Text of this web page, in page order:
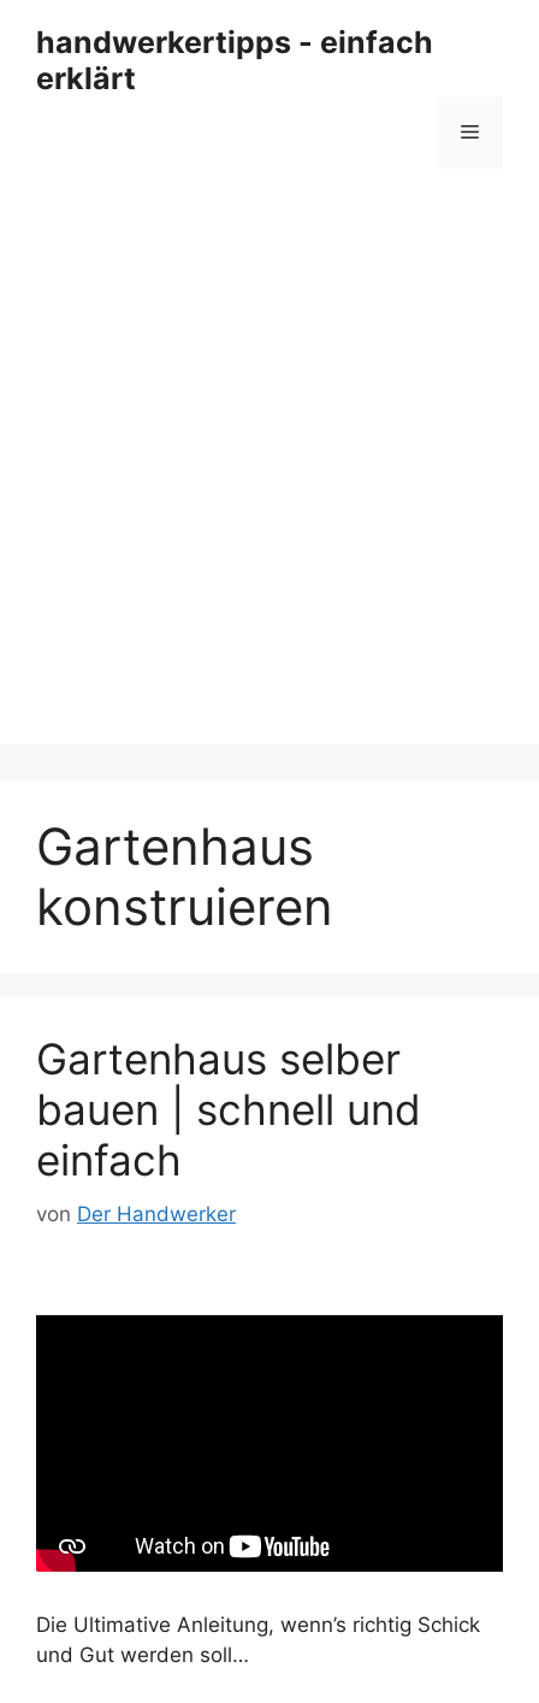
Inhalt
springen
handwerkertipps - einfach
erklärt
Menü
Gartenhaus
konstruieren
Gartenhaus selber
bauen | schnell und
einfach
von Der Handwerker
Die Ultimative Anleitung, wenn’s richtig Schick
und Gut werden soll…